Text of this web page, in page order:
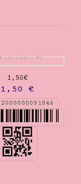
1,50€
1,50€
2000000091846